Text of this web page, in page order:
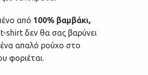
από 100% βαμβάκι,
shirt δεν θα σας βαρύνει
ένα απαλό ρούχο στο
φοριέται.